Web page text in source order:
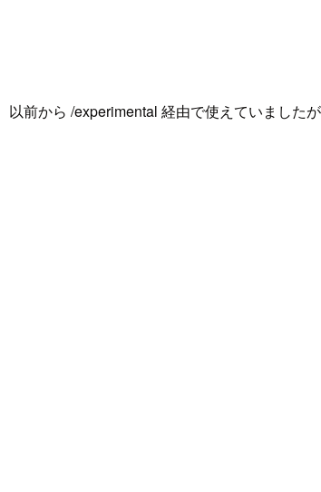
前から /experimental 経由で使えていました